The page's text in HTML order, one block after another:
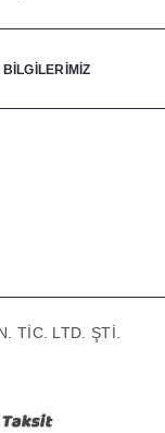
BİLGİLERİMİZ
TİC. LTD. ŞTİ.